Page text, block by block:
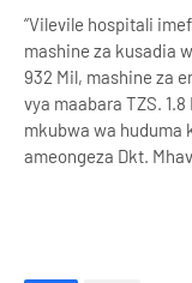
“Vilevile hospitali
mashine za kusadia
932 Mil, mashine za
vya maabara TZS.
mkubwa wa huduma
ameongeza Dkt.